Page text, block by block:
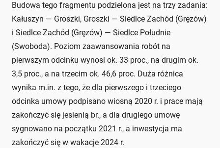
Budowa tego fragmentu podzielona jest na trzy zadania:
Kałuszyn — Groszki, Groszki — Siedlce Zachód (Gręzów)
i Siedlce Zachód (Gręzów) — Siedlce Południe
(Swoboda). Poziom zaawansowania robót na
pierwszym odcinku wynosi ok. 33 proc., na drugim ok.
3,5 proc., a na trzecim ok. 46,6 proc. Duża różnica
wynika m.in. z tego, że dla pierwszego i trzeciego
odcinka umowy podpisano wiosną 2020 r. i prace mają
zakończyć się jesienią br., a dla drugiego umowę
sygnowano na początku 2021 r., a inwestycja ma
zakończyć się w wakacje 2024 r.